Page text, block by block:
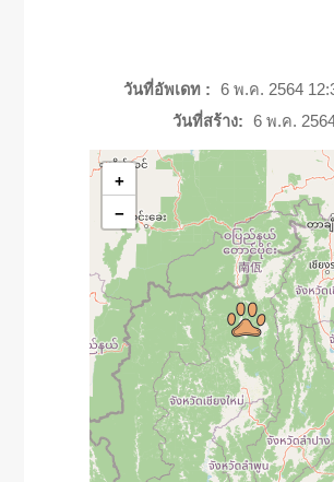
วันที่อัพเดท :
6 พ.ค. 2564
วันที่สร้าง:
6 พ.ค.
+
−